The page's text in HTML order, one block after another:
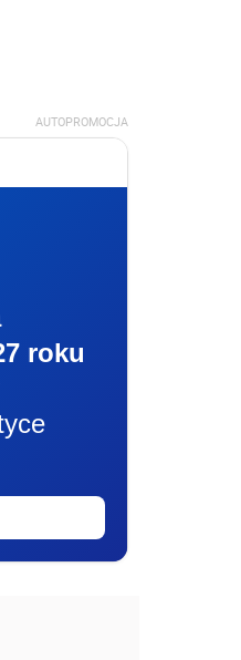
AUTOPROMOCJA
roku